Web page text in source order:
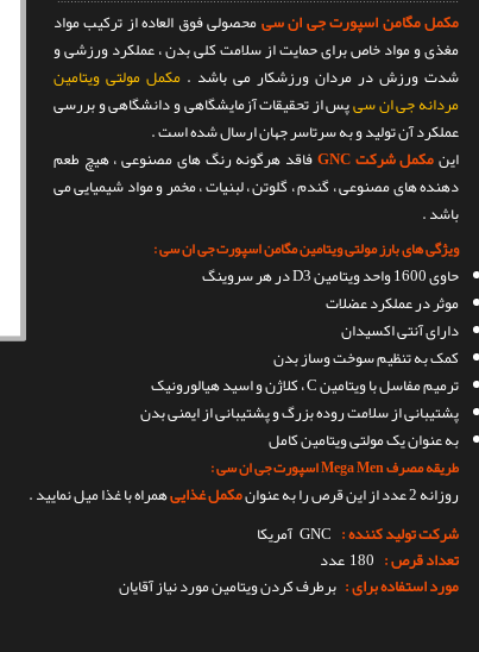
مکمل مگامن اسپورت جی ان سیمحصولی فوق العاده از ترکیب مواد
مغذی و مواد خاص برای حمایت از سلامت کلی بدن ، عملکرد ورزشی و
شدت ورزش در مردان ورزشکار می باشد . مکمل مولتی ویتامین
مردانه جی ان سیپس از تحقیقات آزمایشگاهی و دانشگاهی و بررسی
عملکرد آن تولید و به سرتاسر جهان ارسال شده است .
اینمکمل شرکت GNC
فاقد هرگونه رنگ های مصنوعی ، هیچ طعم
دهنده های مصنوعی ، گندم ، گلوتن ، لبنیات ، مخمر و مواد شیمیایی می
باشد .
ویژگی های بارز مولتی ویتامین مگامن اسپورت جی ان سی :
حاوی 1600 واحد ویتامین D3 در هر سروینگ
موثر در عملکرد عضلات
دارای آنتی اکسیدان
کمک به تنظیم سوخت وساز بدن
ترمیم مفاسل با ویتامین C ، کلاژن و اسید هیالورونیک
پشتیبانی از سلامت روده بزرگ و پشتیبانی از ایمنی بدن
به عنوان یک مولتی ویتامین کامل
طریقه مصرف Mega Men اسپورت جی ان سی :
روزانه 2 عدد از این قرص را به عنوان مکمل غذاییهمراه با غذا میل نمایید .
شرکت تولید کننده : GNC آمریکا
تعداد قرص : 180 عدد
مورد استفاده برای : برطرف کردن ویتامین مورد نیاز آقایان